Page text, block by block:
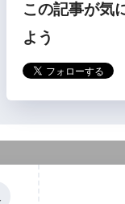
ら
この記事が気
よう